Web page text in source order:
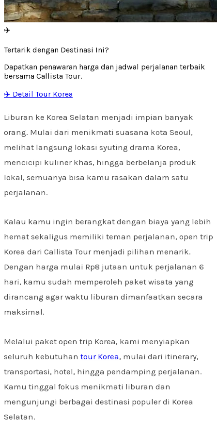
✈️
Tertarik dengan Destinasi Ini?
Dapatkan penawaran harga dan jadwal perjalanan terbaik
bersama Callista Tour.
✈️ Detail Tour Korea
Liburan ke Korea Selatan menjadi impian banyak
orang. Mulai dari menikmati suasana kota Seoul,
melihat langsung lokasi syuting drama Korea,
mencicipi kuliner khas, hingga berbelanja produk
lokal, semuanya bisa kamu rasakan dalam satu
perjalanan.
Kalau kamu ingin berangkat dengan biaya yang lebih
hemat sekaligus memiliki teman perjalanan, open trip
Korea dari Callista Tour menjadi pilihan menarik.
Dengan harga mulai Rp8 jutaan untuk perjalanan 6
hari, kamu sudah memperoleh paket wisata yang
dirancang agar waktu liburan dimanfaatkan secara
maksimal.
Melalui paket open trip Korea, kami menyiapkan
seluruh kebutuhan tour Korea, mulai dari itinerary,
transportasi, hotel, hingga pendamping perjalanan.
Kamu tinggal fokus menikmati liburan dan
mengunjungi berbagai destinasi populer di Korea
Selatan.